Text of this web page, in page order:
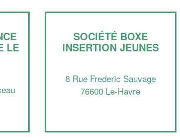
LE
SOCIÉTÉ BOXE
INSERTION JEUNES
8 Rue Frederic Sauvage
76600 Le-Havre